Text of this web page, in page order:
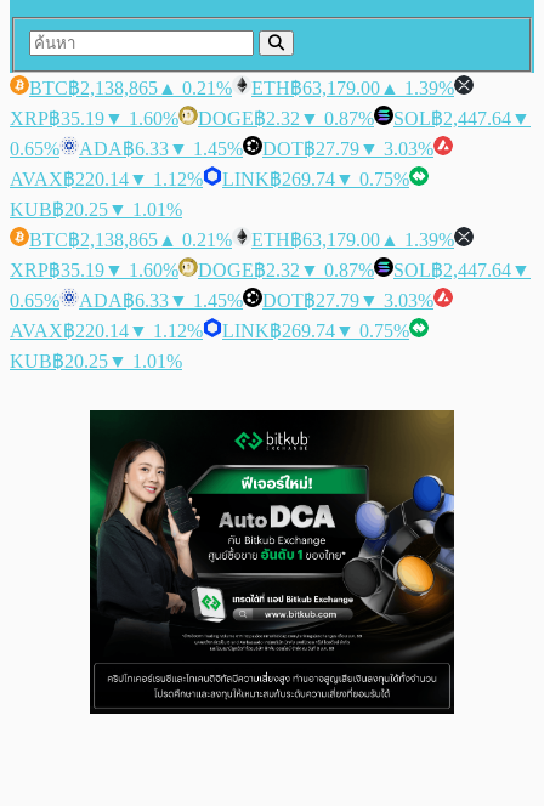
BTC฿2,138,865 ▲ 0.21% ETH฿63,179.00 ▲ 1.39%
XRP฿35.19▼ 1.60% DOGE฿2.32 ▼ 0.87% SOL฿2,447.64▼
0.65%
ADA฿6.33▼ 1.45% DOT฿27.79▼ 3.03%
AVAX฿220.14▼ 1.12% LINK฿269.74▼ 0.75%
KUB฿20.25▼ 1.01%
BTC฿2,138,865 ▲ 0.21% ETH฿63,179.00 ▲ 1.39%
XRP฿35.19▼ 1.60% DOGE฿2.32 ▼ 0.87% SOL฿2,447.64▼
0.65%
ADA฿6.33▼ 1.45% DOT฿27.79▼ 3.03%
AVAX฿220.14▼ 1.12% LINK฿269.74▼ 0.75%
KUB฿20.25▼ 1.01%